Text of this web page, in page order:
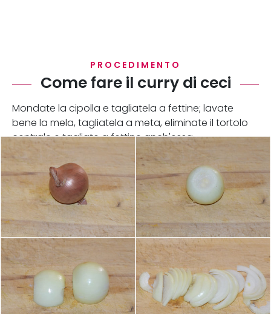
PROCEDIMENTO
Come fare il curry di ceci
Mondate la cipolla e tagliatela a fettine; lavate
bene la mela, tagliatela a meta, eliminate il tortolo
centrale e tagliate a fettine anch'essa.